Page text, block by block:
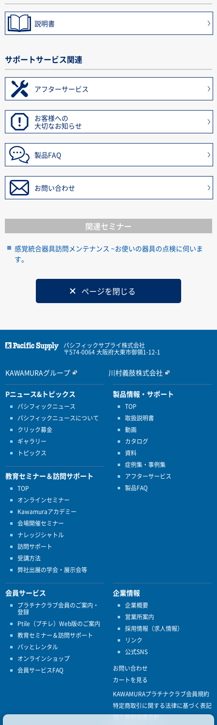
説明書
サポートサービス関連
アフターサービス
お客様への
大切なお知らせ
製品FAQ
お問い合わせ
関連セミナー
感覚統合器具訪問メンテナンス ~お使いの器具の点検に伺いま
す。
ページを閉じる
パシフィックサプライ株式会社
〒574-0064 大阪府大東市御領1-12-1
KAWAMURAグループ 川村義肢株式会社
Pニュース&トピックス
パシフィックニュース
パシフィックニュースについて
クリック募金
ギャラリー
トピックス
教育セミナー＆訪問サポート
TOP
オンラインセミナー
Kawamuraアカデミー
会場開催セミナー
ナレッジシャトル
訪問サポート
受講方法
弊社出展の学会・展示会等
製品情報・サポート
TOP
取扱説明書
動画
カタログ
資料
症例集・事例集
アフターサービス
製品FAQ
会員サービス
プラチナクラブ会員のご案内・
登録
Ptile（プチレ）Web版のご案内
教育セミナー＆訪問サポート
パッとレンタル
オンラインショップ
会員サービスFAQ
企業情報
企業概要
営業所案内
採用情報（求人情報）
リンク
公式SNS
お問い合わせ
カートを見る
KAWAMURAプラチナクラブ会員規約
特定商取引に関する法律に基づく表記
個人情報保護方針